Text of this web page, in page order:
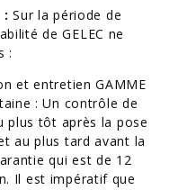
: Sur la période de
de GELEC ne
:
et entretien GAMME
: Un contrôle de
plus tôt après la pose
au plus tard avant la
qui est de 12
Il est impératif que